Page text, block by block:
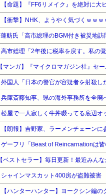
【命題】『FF6リメイク』を絶対に
【衝撃】NHK、ようやく気づくｗｗｗ
蓮舫氏「高市総理のBGM付き被災地
高市総理「2年後に税率を戻す。私の
【マンガ】『マイクロマガジン社』セ
外国人「日本の警官が容疑者を射殺
兵庫斎藤知事、県の海外事務所を全廃
松屋で一人寂しく牛丼啜ってる底辺オ
【朗報】吉野家、ラーメンチェーンに
ゲーフリ「Beast of Reincarnationは
【ベストセラー】毎日更新！最近み
シャインマスカット400房が盗難被
【ハンターハンター】ヨークシン編の